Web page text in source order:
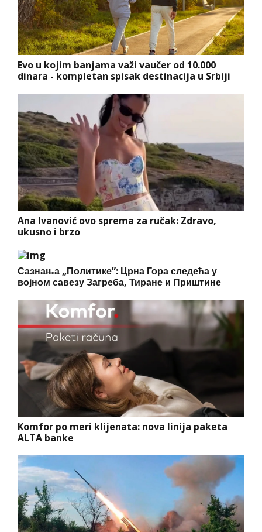
Evo u kojim banjama važi vaučer od 10.000
dinara - kompletan spisak destinacija u Srbiji
Ana Ivanović ovo sprema za ručak: Zdravo,
ukusno i brzo
Сазнања „Политике”: Црна Гора следећа у
војном савезу Загреба, Тиране и Приштине
Komfor po meri klijenata: nova linija paketa
ALTA banke